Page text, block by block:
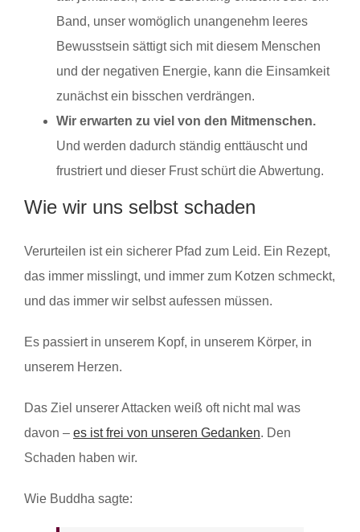
Band, unser womöglich unangenehm leeres
Bewusstsein sättigt sich mit diesem Menschen
und der negativen Energie, kann die Einsamkeit
zunächst ein bisschen verdrängen.
Wir erwarten zu viel von den Mitmenschen.
Und werden dadurch ständig enttäuscht und
frustriert und dieser Frust schürt die Abwertung.
Wie wir uns selbst schaden
Verurteilen ist ein sicherer Pfad zum Leid. Ein Rezept,
das immer misslingt, und immer zum Kotzen schmeckt,
und das immer wir selbst aufessen müssen.
Es passiert in unserem Kopf, in unserem Körper, in
unserem Herzen.
Das Ziel unserer Attacken weiß oft nicht mal was
davon – es ist frei von unseren Gedanken. Den
Schaden haben wir.
Wie Buddha sagte: